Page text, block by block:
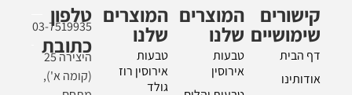
קישורים
שימושיים
דף הבית
אודותינו
המוצרים
שלנו
טבעות
אירוסין
המוצרים
שלנו
טבעות
אירוסין רוז
גולד
טלפון
03-7519935
כתובת
היצירה 25
(קומה א'),